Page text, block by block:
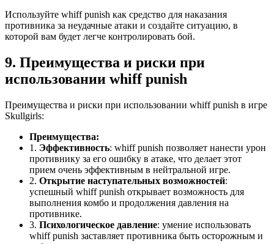
Используйте whiff punish как средство для наказания
противника за неудачные атаки и создайте ситуацию, в
которой вам будет легче контролировать бой.
9. Преимущества и риски при
использовании whiff punish
Преимущества и риски при использовании whiff punish в игре
Skullgirls:
Преимущества:
1. Эффективность: whiff punish позволяет нанести урон
противнику за его ошибку в атаке, что делает этот
прием очень эффективным в нейтральной игре.
2. Открытие наступательных возможностей:
успешный whiff punish открывает возможность для
выполнения комбо и продолжения давления на
противнике.
3. Психологическое давление: умение использовать
whiff punish заставляет противника быть осторожным и